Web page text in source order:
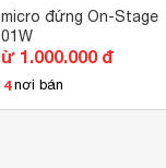
đứng On-Stage
1.000.000 đ
4 nơi bán